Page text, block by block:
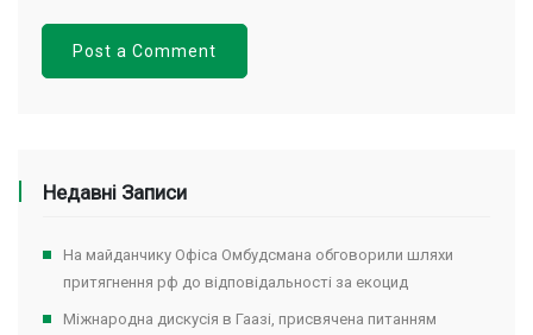
Недавні Записи
На майданчику Офіса Омбудсмана обговорили шляхи
притягнення рф до відповідальності за екоцид
Міжнародна дискусія в Гаазі, присвячена питанням